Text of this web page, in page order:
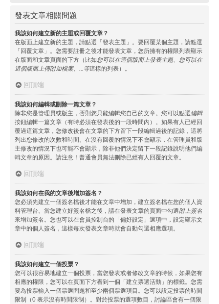
發表文章相關問題
我該如何建立新的主題或回覆文章？
在版面上建立新的主題，請點選「發表主題」。要回覆某個主題，請點選
「回覆文章」。您需要註冊之後才能發表文章，您所擁有的權限列表顯示
在版面和文章頁面的下方（比如您可以在這個版面上發表主題、您可以在
這個版面上傳附加檔案、...等這樣的列表）。
回頂端
我該如何編輯或刪除一篇文章？
除非您是管理員或版主，否則您只能編輯您自己的文章。您可以點選編輯
按鈕編輯一篇文章（有時必須在發表後的一段時間內）。如果有人已經回
覆過這篇文章，您修改後會在文章的下方留下一段編輯過後的記錄，這將
列出您修改的次數和時間。在沒有回覆的情況下不會顯示，在管理員和版
主修改的情況下也可能不會顯示，除非他們決定留下一段記錄說明他們編
輯文章的原因。請注意！普通會員無法刪除已經有人回覆的文章。
回頂端
我該如何在我的文章後增加簽名？
您必須先建立一個簽名檔後才能在文章中增加，建立簽名檔在您的個人資
料管理台。當您建立好簽名檔之後，請在發表文章的頁面中勾選附上簽名
來增加簽名。您也可以在會員控制台的「偏好設定」選項中，設定顯示文
章中的個人簽名，這樣每次發表文章時就會自動勾選相應選項。
回頂端
我該如何建立一個投票？
您可以很容易地建立一個投票，當您發表或者修改文章的時候，如果您有
相應的權限，您可以在頁面下方看到一個「建立票選活動」的標籤。您需
要為投票輸入一個票選問題和至少兩個票選項目。您可以設定投票的時間
限制（0 表示沒有時間限制）。對於投票的選項數目，討論區會有一個限